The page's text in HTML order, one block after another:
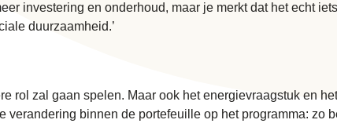
investering en onderhoud, maar je merkt dat het echt
duurzaamheid.’
rol zal gaan spelen. Maar ook het energievraagstuk en
binnen de portefeuille op het programma: zo